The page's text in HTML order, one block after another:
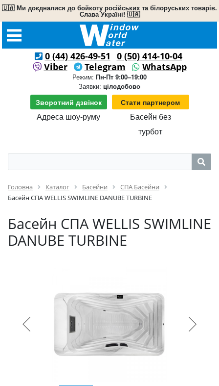
🇺🇦 Ми доєдналися до бойкоту російських та білоруських товарів.
Слава Україні! 🇺🇦
0 (44) 426-49-51
0 (50) 414-10-04
Viber
Telegram WhatsApp
Режим: Пн-Пт 9:00–19:00
Заявки: цілодобово
Зворотний дзвінок Стати партнером
Адреса шоу-руму
Басейн без
турбот
Головна Каталог Басейни
СПА Басейни
Басейн СПА WELLIS SWIMLINE DANUBE TURBINE
Басейн СПА WELLIS SWIMLINE
DANUBE TURBINE